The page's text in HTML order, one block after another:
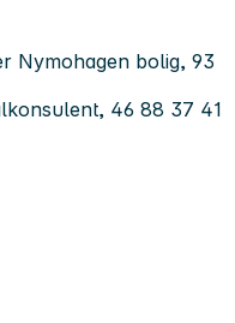
Nymohagen bolig, 93
46 88 37 41